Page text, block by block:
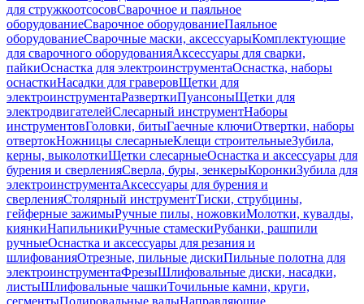
для стружкоотсосовСварочное и паяльное
оборудованиеСварочное оборудованиеПаяльное
оборудованиеСварочные маски, аксессуарыКомплектующие
для сварочного оборудованияАксессуары для сварки,
пайкиОснастка для электроинструментаОснастка, наборы
оснасткиНасадки для граверовЩетки для
электроинструментаРазверткиПуансоныЩетки для
электродвигателейСлесарный инструментНаборы
инструментовГоловки, битыГаечные ключиОтвертки, наборы
отвертокНожницы слесарныеКлещи строительныеЗубила,
керны, выколоткиЩетки слесарныеОснастка и аксессуары для
бурения и сверленияСверла, буры, зенкерыКоронкиЗубила для
электроинструментаАксессуары для бурения и
сверленияСтолярный инструментТиски, струбцины,
гейферные зажимыРучные пилы, ножовкиМолотки, кувалды,
киянкиНапильникиРучные стамескиРубанки, рашпили
ручныеОснастка и аксессуары для резания и
шлифованияОтрезные, пильные дискиПильные полотна для
электроинструментаФрезыШлифовальные диски, насадки,
листыШлифовальные чашкиТочильные камни, круги,
сегментыПолировальные валыНаправляющие